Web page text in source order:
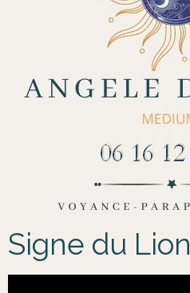
Signe du Lion